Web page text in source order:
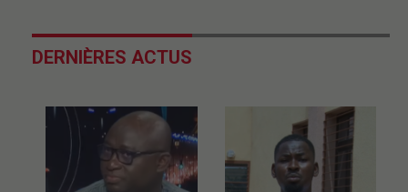
DERNIÈRES ACTUS